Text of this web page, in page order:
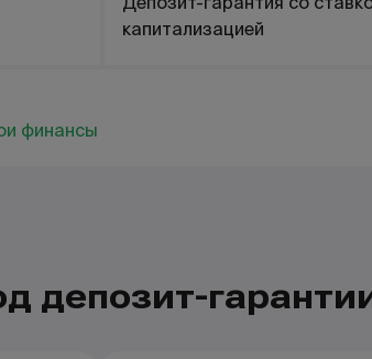
капитализацией
финансы
депозит-